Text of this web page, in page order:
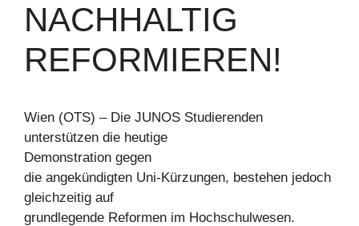
NACHHALTIG
REFORMIEREN!
Wien (OTS) – Die JUNOS Studierenden
unterstützen die heutige
Demonstration gegen
die angekündigten Uni-Kürzungen, bestehen jedoch
gleichzeitig auf
grundlegende Reformen im Hochschulwesen.